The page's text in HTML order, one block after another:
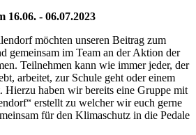
16.06. - 06.07.2023
möchten unseren Beitrag zum
gemeinsam im Team an der Aktion der
Teilnehmen kann wie immer jeder, der
arbeitet, zur Schule geht oder einem
Hierzu haben wir bereits eine Gruppe mit
erstellt zu welcher wir euch gerne
für den Klimaschutz in die Pedale